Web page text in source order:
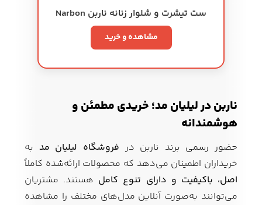
ست تیشرت و شلوار زنانه ناربن Narbon
مشاهده و خرید
ناربن در لیلیان مد؛ خریدی مطمئن و
هوشمندانه
حضور رسمی برند ناربن در فروشگاه لیلیان مد به
خریداران اطمینان می‌دهد که محصولات ارائه‌شده کاملاً
اصل، باکیفیت و دارای تنوع کامل هستند. مشتریان
می‌توانند به‌صورت آنلاین مدل‌های مختلف را مشاهده